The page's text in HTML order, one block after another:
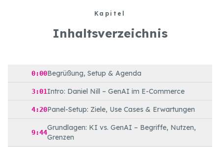
Kapitel
Inhaltsverzeichnis
0:00Begrüßung, Setup & Agenda
3:01Intro: Daniel Nill – GenAI im E-Commerce
4:20Panel-Setup: Ziele, Use Cases & Erwartungen
9:44
Grundlagen: KI vs. GenAI – Begriffe, Nutzen,
Grenzen